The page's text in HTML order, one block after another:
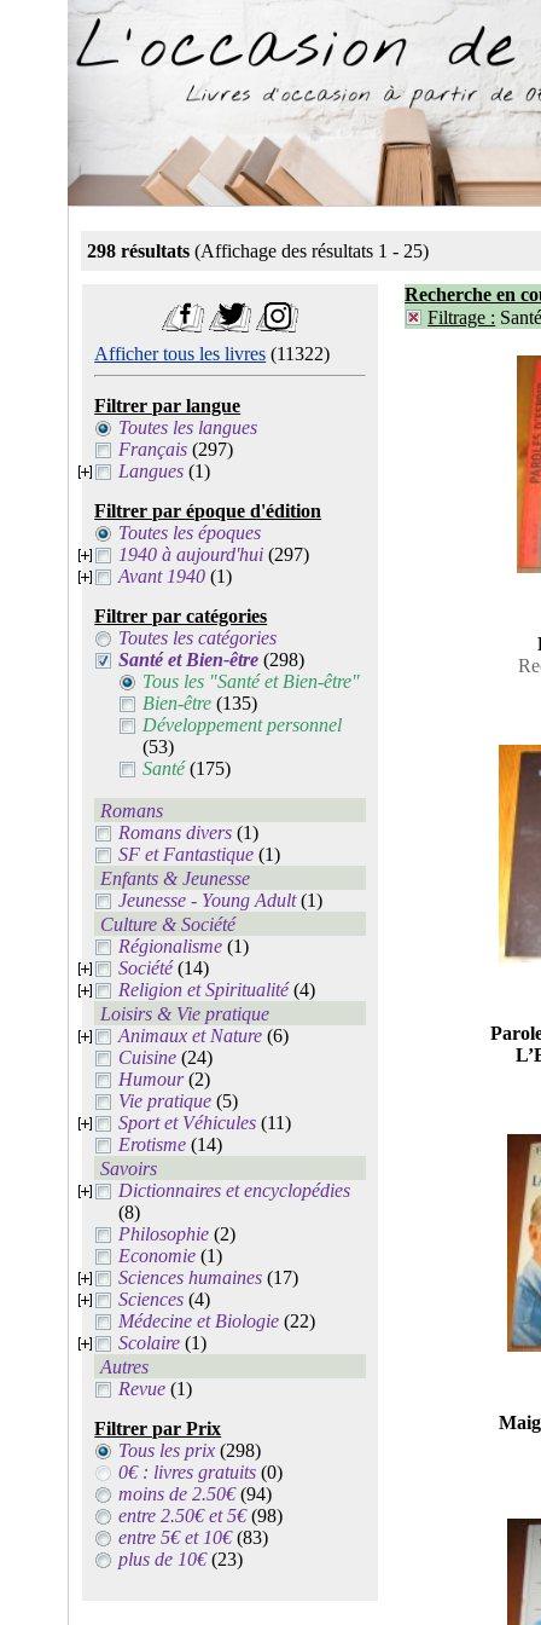
298 résultats (Affichage des résultats 1 - 25)
Afficher tous les livres (11322)
Filtrer par langue
Toutes les langues
Français (297)
Langues (1)
Filtrer par époque d'édition
Toutes les époques
1940 à aujourd'hui (297)
Avant 1940 (1)
Filtrer par catégories
Toutes les catégories
Santé et Bien-être (298)
Tous les "Santé et Bien-être"
Bien-être (135)
Développement personnel
(53)
Santé(175)
Romans
Romans divers (1)
SF et Fantastique (1)
Enfants & Jeunesse
Jeunesse - Young Adult(1)
Culture & Société
Régionalisme (1)
Société(14)
Religion et Spiritualité(4)
Loisirs & Vie pratique
Animaux et Nature (6)
Cuisine (24)
Humour(2)
Vie pratique (5)
Sport et Véhicules (11)
Erotisme (14)
Savoirs
Dictionnaires et encyclopédies
(8)
Philosophie (2)
Economie (1)
Sciences humaines (17)
Sciences (4)
Médecine et Biologie (22)
Scolaire (1)
Autres
Revue (1)
Filtrer par Prix
Tous les prix(298)
0€ : livres gratuits(0)
moins de 2.50€(94)
entre 2.50€ et 5€(98)
entre 5€ et 10€(83)
plus de 10€(23)
Recherche en
Filtrage :